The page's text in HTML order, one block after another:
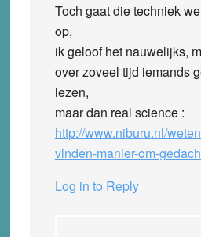
Toch gaat die techniek
op,
ik geloof het nauwelijks,
over zoveel tijd iemands
lezen,
maar dan real science :
http://www.niburu.nl/
vinden-manier-om-
Log in to Reply